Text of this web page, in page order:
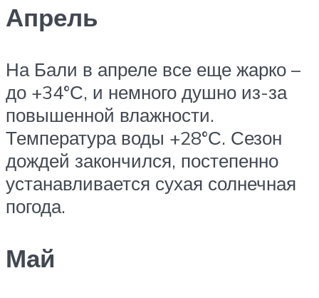
Апрель
На Бали в апреле все еще жарко –
до +34°С, и немного душно из-за
повышенной влажности.
Температура воды +28°С. Сезон
дождей закончился, постепенно
устанавливается сухая солнечная
погода.
Май